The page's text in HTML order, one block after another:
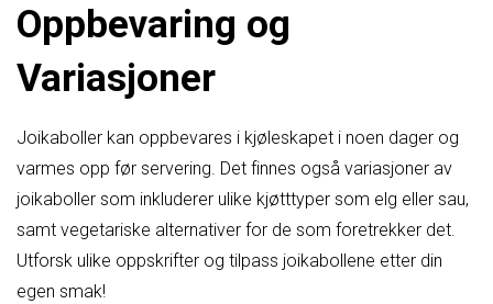
Oppbevaring og
Variasjoner
Joikaboller kan oppbevares i kjøleskapet i noen dager og
varmes opp før servering. Det finnes også variasjoner av
joikaboller som inkluderer ulike kjøtttyper som elg eller sau,
samt vegetariske alternativer for de som foretrekker det.
Utforsk ulike oppskrifter og tilpass joikabollene etter din
egen smak!